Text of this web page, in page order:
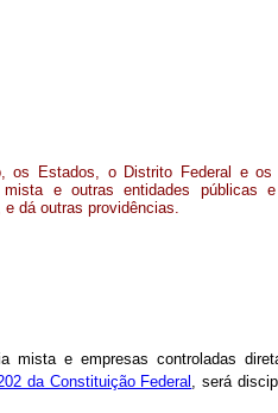
os Estados, o Distrito Federal e os
e outras entidades públicas
dá outras providências.
e empresas controladas
da Constituição Federal
, será